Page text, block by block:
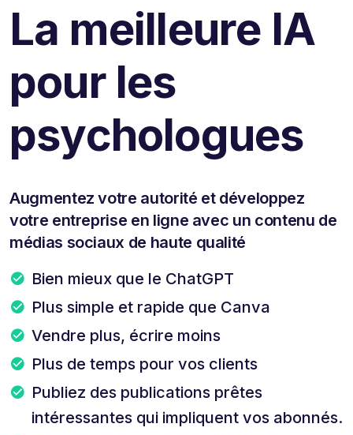
La meilleure IA
pour les
psychologues
Augmentez votre autorité et développez
votre entreprise en ligne avec un contenu de
médias sociaux de haute qualité
Bien mieux que le ChatGPT
Plus simple et rapide que Canva
Vendre plus, écrire moins
Plus de temps pour vos clients
Publiez des publications prêtes
intéressantes qui impliquent vos abonnés.